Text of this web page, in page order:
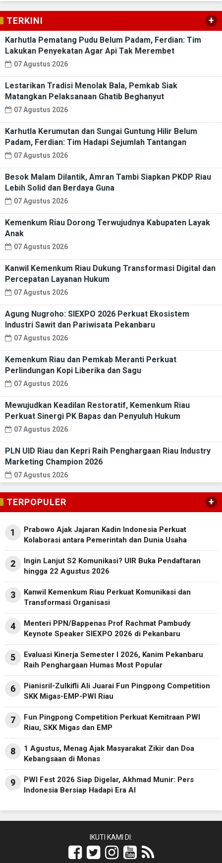
TERKINI +
Karhutla Pematang Pudu Belum Padam, Ferdian: Tim
Lakukan Penyekatan Agar Api Tak Merembet
07 Agustus 2026
Lestarikan Tradisi Menolak Bala, Pemkab Siak
Matangkan Pelaksanaan Ghatib Beghanyut
07 Agustus 2026
Karhutla Kerumutan dan Sungai Guntung Hilir Belum
Padam, Ferdian: Tim Hadapi Sejumlah Tantangan
07 Agustus 2026
Besok Malam Dilantik, Amran Tambi Siapkan PKDP Riau
Lebih Solid dan Berdaya Guna
07 Agustus 2026
Kemenkum Riau Dorong Terwujudnya Kabupaten Layak
Anak
07 Agustus 2026
Kanwil Kemenkum Riau Dukung Transformasi Digital dan
Percepatan Layanan Hukum
07 Agustus 2026
Agung Nugroho: SIEXPO 2026 Perkuat Ekosistem
Industri Sawit dan Pariwisata Pekanbaru
07 Agustus 2026
Kemenkum Riau dan Pemkab Meranti Perkuat
Perlindungan Kopi Liberika dan Sagu
07 Agustus 2026
Mewujudkan Keadilan Restoratif, Kemenkum Riau
Perkuat Sinergi PK Bapas dan Penyuluh Hukum
07 Agustus 2026
PLN UID Riau dan Kepri Raih Penghargaan Riau Industry
Marketing Champion 2026
07 Agustus 2026
TERPOPULER +
1
Prabowo Ajak Jajaran Kadin Indonesia Perkuat
Kolaborasi antara Pemerintah dan Dunia Usaha
2
Ingin Lanjut S2 Komunikasi? UIR Buka Pendaftaran
hingga 22 Agustus 2026
3
Kanwil Kemenkum Riau Perkuat Komunikasi dan
Transformasi Organisasi
4
Menteri PPN/Bappenas Prof Rachmat Pambudy
Keynote Speaker SIEXPO 2026 di Pekanbaru
5
Evaluasi Kinerja Semester I 2026, Kanim Pekanbaru
Raih Penghargaan Humas Most Popular
6
Pianisril-Zulkifli Ali Juarai Fun Pingpong Competition
SKK Migas-EMP-PWI Riau
7
Fun Pingpong Competition Perkuat Kemitraan PWI
Riau, SKK Migas dan EMP
8
1 Agustus, Menag Ajak Masyarakat Zikir dan Doa
Kebangsaan di Monas
9
PWI Fest 2026 Siap Digelar, Akhmad Munir: Pers
Indonesia Bersiap Hadapi Era AI
IKUTI KAMI DI: